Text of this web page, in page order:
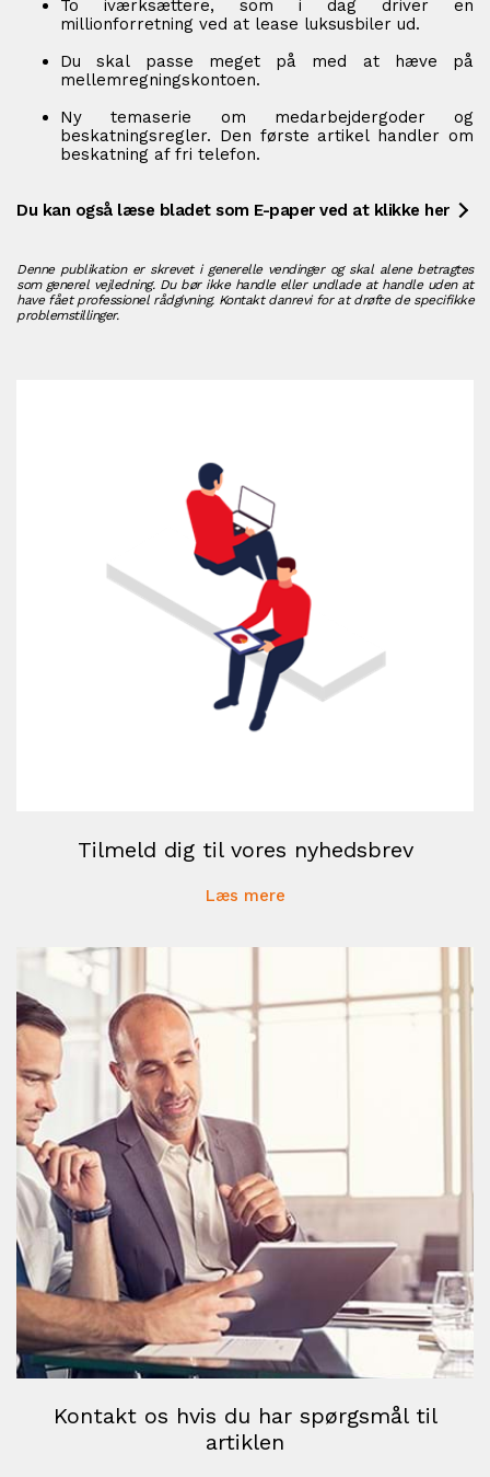
To iværksættere, som i dag driver en
millionforretning ved at lease luksusbiler ud.
Du skal passe meget på med at hæve på
mellemregningskontoen.
Ny temaserie om medarbejdergoder og
beskatningsregler. Den første artikel handler om
beskatning af fri telefon.
Du kan også læse bladet som E-paper ved at klikke her
Denne publikation er skrevet i generelle vendinger og skal alene betragtes
som generel vejledning. Du bør ikke handle eller undlade at handle uden at
have fået professionel rådgivning. Kontakt danrevi for at drøfte de specifikke
problemstillinger.
Tilmeld dig til vores nyhedsbrev
Læs mere
Kontakt os hvis du har spørgsmål til
artiklen